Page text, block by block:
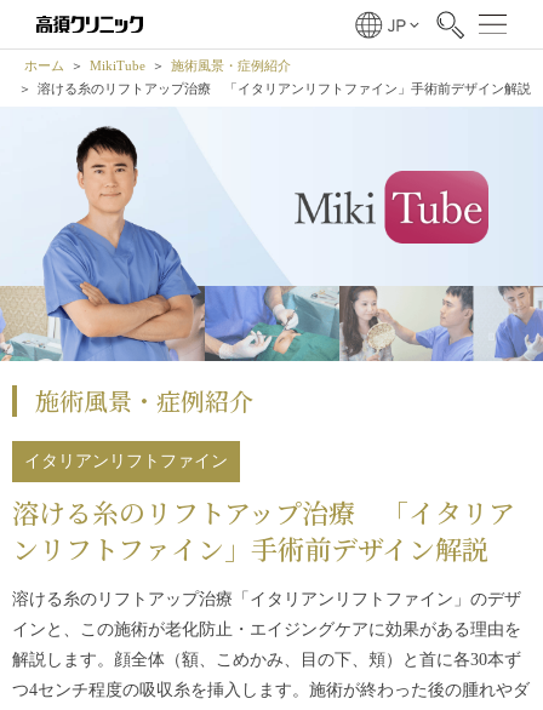
ホーム MikiTube
施術風景・症例紹介
溶ける糸のリフトアップ治療 「イタリアンリフトファイン 」手術前デザイン解説
施術風景・症例紹介
イタリアンリフトファイン
溶ける糸のリフトアップ治療 「イタリア
ンリフトファイン 」手術前デザイン解説
溶ける糸のリフトアップ治療「 イタリアンリフトファイン 」のデザ
インと、この施術が老化防止・エイジングケアに効果がある理由を
解説します。顔全体（額、こめかみ、目の下、頬）と首に各30本ず
つ4センチ程度の吸収糸を挿入します。施術が終わった後の腫れやダ